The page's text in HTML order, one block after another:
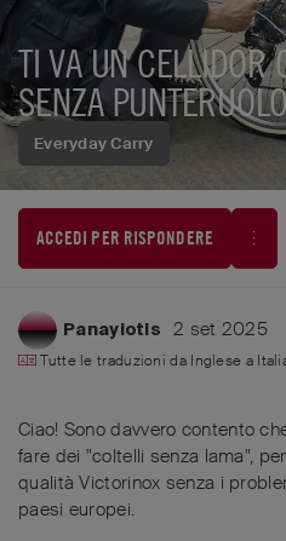
Everyday Carry
TI VA UN CELLIDOR
SENZA
ACCEDI PER RISPONDERE
Panayiotis 2 set 2025
Tutte le traduzioni da Inglese a
Ciao! Sono davvero contento
fare dei "coltelli senza lama",
qualità Victorinox senza i
paesi europei.